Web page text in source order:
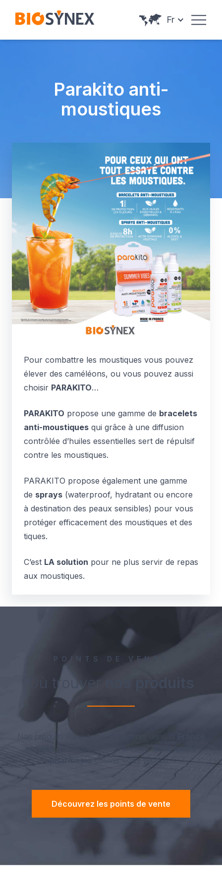
Fr
Parakito anti-
moustiques
Pour combattre les moustiques vous pouvez
élever des caméléons, ou vous pouvez aussi
choisir PARAKITO…
PARAKITO propose une gamme de bracelets
anti-moustiques qui grâce à une diffusion
contrôlée d’huiles essentielles sert de répulsif
contre les moustiques.
PARAKITO propose également une gamme
de sprays (waterproof, hydratant ou encore
à destination des peaux sensibles) pour vous
protéger efficacement des moustiques et des
tiques.
C’est LA solution pour ne plus servir de repas
aux moustiques.
POINTS DE VENTE
Où trouver nos produits
Nos produits Parakito sont présents dans la
. Découvrez dès à présent
trouver votre produit !
Découvrez les points de vente